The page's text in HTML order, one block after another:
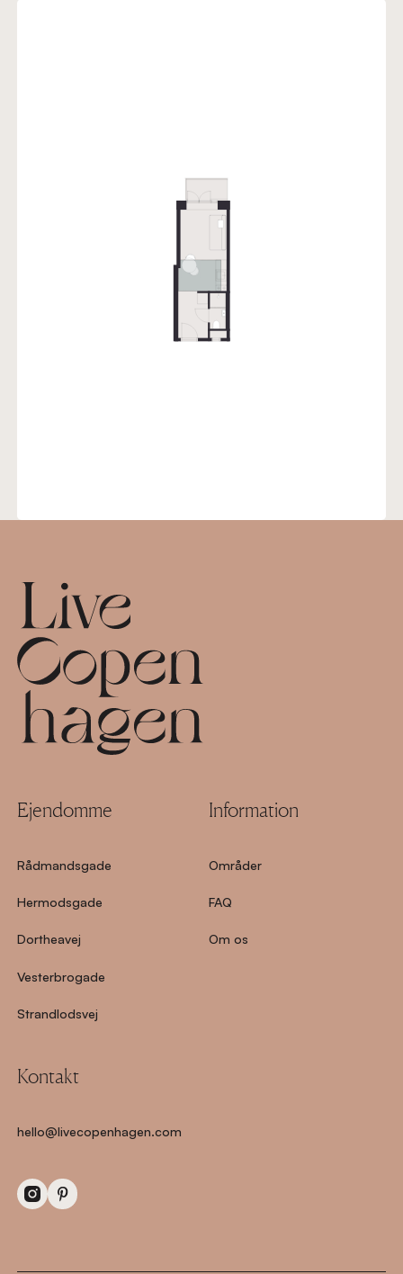
Ejendomme
Rådmandsgade
Hermodsgade
Dortheavej
Vesterbrogade
Strandlodsvej
Information
Områder
FAQ
Om os
Kontakt
hello@livecopenhagen.com